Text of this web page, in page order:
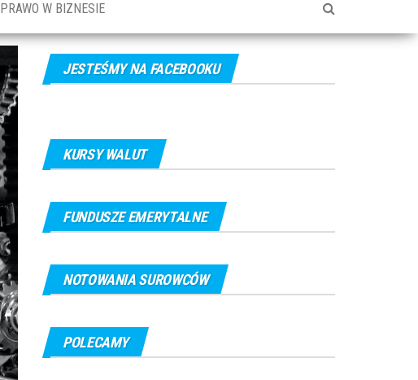
PRAWO W BIZNESIE
JESTEŚMY NA FACEBOOKU
KURSY WALUT
FUNDUSZE EMERYTALNE
NOTOWANIA SUROWCÓW
POLECAMY